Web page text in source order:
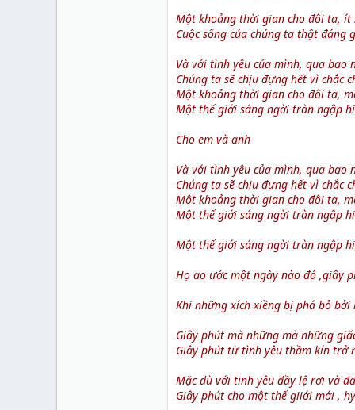
Một khoảng thời gian cho đôi ta,
Cuộc sống của chúng ta thật đáng
Và với tình yêu của mình, qua bao
Chúng ta sẽ chịu đựng hết vì chắc
Một khoảng thời gian cho đôi ta,
Một thế giới sáng ngời tràn ngập
Cho em và anh
Và với tình yêu của mình, qua bao
Chúng ta sẽ chịu đựng hết vì chắc
Một khoảng thời gian cho đôi ta,
Một thế giới sáng ngời tràn ngập
Một thế giới sáng ngời tràn ngập
Họ ao ước một ngày nào đó ,giây
Khi những xích xiềng bị phá bỏ
Giây phút mà những mà những
Giây phút từ tình yêu thầm kín trở
Mặc dù với tinh yêu đầy lệ rơi và
Giây phút cho một thế giiới mới ,